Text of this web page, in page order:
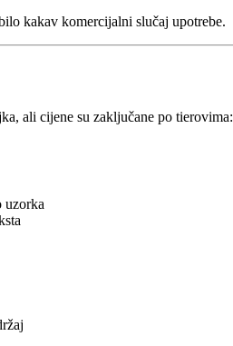
kakav komercijalni slučaj upotrebe.
ali cijene su zaključane po tierovima:
uzorka